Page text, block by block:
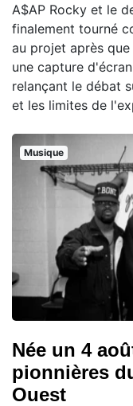
A$AP Rocky et le
finalement tourné
au projet après
une capture
relançant le débat
et les limites de
Musique
Née un 4
pionnières
Ouest